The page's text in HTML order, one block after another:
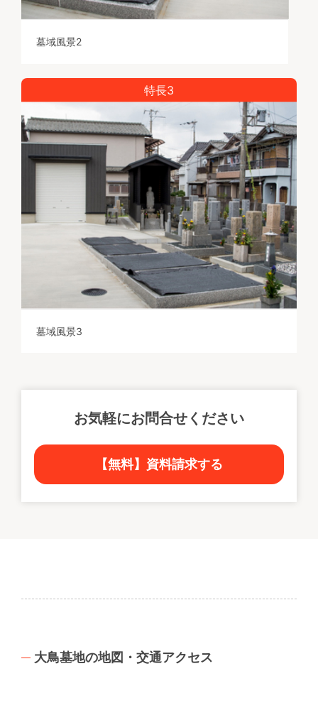
墓域風景2
特長3
墓域風景3
お気軽にお問合せください
【無料】資料請求する
大鳥墓地の地図・交通アクセス